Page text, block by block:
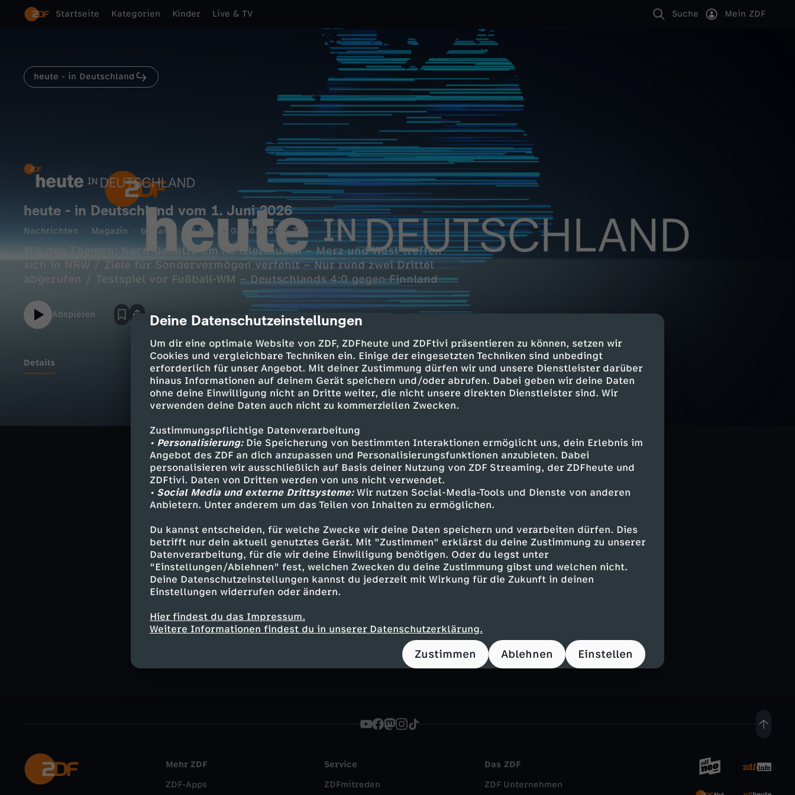
cmp-dialog-description
Deine Datenschutzeinstellungen
Um dir eine optimale Website von ZDF, ZDFheute und ZDFtivi präsentieren zu können, setzen wir
Cookies und vergleichbare Techniken ein. Einige der eingesetzten Techniken sind unbedingt
erforderlich für unser Angebot. Mit deiner Zustimmung dürfen wir und unsere Dienstleister darüber
hinaus Informationen auf deinem Gerät speichern und/oder abrufen. Dabei geben wir deine Daten
ohne deine Einwilligung nicht an Dritte weiter, die nicht unsere direkten Dienstleister sind. Wir
verwenden deine Daten auch nicht zu kommerziellen Zwecken.
Zustimmungspflichtige Datenverarbeitung
• Personalisierung:Die Speicherung von bestimmten Interaktionen ermöglicht uns, dein Erlebnis im
Angebot des ZDF an dich anzupassen und Personalisierungsfunktionen anzubieten. Dabei
personalisieren wir ausschließlich auf Basis deiner Nutzung von ZDF Streaming, der ZDFheute und
ZDFtivi. Daten von Dritten werden von uns nicht verwendet.
• Social Media und externe Drittsysteme:Wir nutzen Social-Media-Tools und Dienste von anderen
Anbietern. Unter anderem um das Teilen von Inhalten zu ermöglichen.
Du kannst entscheiden, für welche Zwecke wir deine Daten speichern und verarbeiten dürfen. Dies
betrifft nur dein aktuell genutztes Gerät. Mit "Zustimmen" erklärst du deine Zustimmung zu unserer
Datenverarbeitung, für die wir deine Einwilligung benötigen. Oder du legst unter
"Einstellungen/Ablehnen" fest, welchen Zwecken du deine Zustimmung gibst und welchen nicht.
Deine Datenschutzeinstellungen kannst du jederzeit mit Wirkung für die Zukunft in deinen
Einstellungen widerrufen oder ändern.
Hier findest du das Impressum.
Weitere Informationen findest du in unserer Datenschutzerklärung.
Zustimmen Ablehnen Einstellen
Startseite Kategorien Kinder Live & TV Suche Mein ZDF
heute - in Deutschland
heute - in Deutschland vom 1. Juni 2026
Nachrichten Magazin brisant 16 Min. 01.06.2026 ZDF
Mit den Themen: Nach Debatte um Kanzlertausch – Merz und Wüst treffen
sich in NRW / Ziele für Sondervermögen verfehlt – Nur rund zwei Drittel
abgerufen / Testspiel vor Fußball-WM – Deutschlands 4:0 gegen Finnland
Abspielen
Details
Nach Debatte um Kanzlertausch
Ziele für Sondervermögen verfehlt
Nur rund zwei Drittel abgerufen
Testspiel vor Fußball-WM
Deutschlands 4:0 gegen Finnland
Moderation:
Yve Fehring
Ähnliche Inhalte entdecken
Nachrichten Magazin brisant heute - in Deutschland
Mehr ZDF
ZDF-Apps
Service
ZDFmitreden
Das ZDF
ZDF Unternehmen